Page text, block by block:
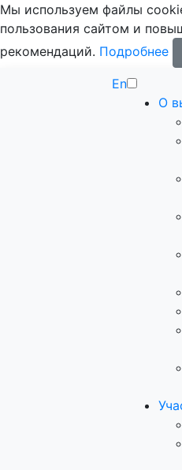
Мы используем файлы
пользования сайтом и
рекомендаций. Подробнее
En
О